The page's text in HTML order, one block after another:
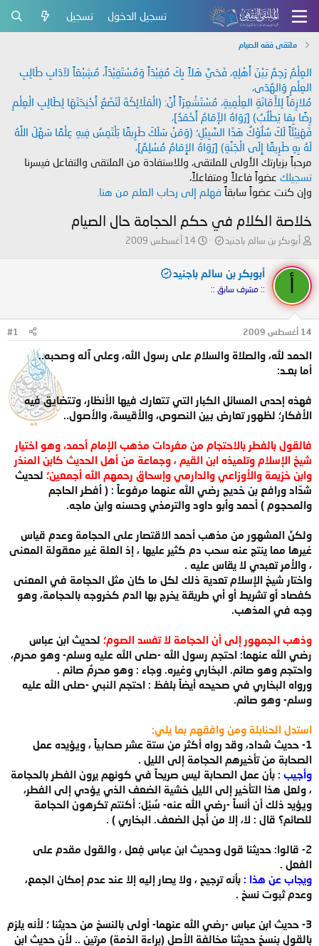
تسجيل الدخول تسجيل
ملتقى فقه الصيام
العِلْمُ رَحِمٌ بَيْنَ أَهْلِهِ، فَحَيَّ هَلاً بِكَ مُفِيْدَاً وَمُسْتَفِيْدَاً، مُشِيْعَاً لآدَابِ طَالِبِ
العِلْمِ وَالهُدَى،
مُلازِمَاً لِلأَمَانَةِ العِلْمِيةِ، مُسْتَشْعِرَاً أَنَّ: (الْمَلَائِكَةَ لَتَضَعُ أَجْنِحَتَهَا لِطَالِبِ الْعِلْمِ
رِضًا بِمَا يَطْلُبُ) [رَوَاهُ الإَمَامُ أَحْمَدُ]،
فَهَنِيْئَاً لَكَ سُلُوْكُ هَذَا السَّبِيْلِ؛ (وَمَنْ سَلَكَ طَرِيقًا يَلْتَمِسُ فِيهِ عِلْمًا سَهَّلَ اللَّهُ
لَهُ بِهِ طَرِيقًا إِلَى الْجَنَّةِ) [رَوَاهُ الإِمَامُ مُسْلِمٌ]،
مرحباً بزيارتك الأولى للملتقى، وللاستفادة من الملتقى والتفاعل فيسرنا
تسجيلك عضواً فاعلاً ومتفاعلاً،
وإن كنت عضواً سابقاً فهلم إلى رحاب العلم من هنا.
خلاصة الكلام في حكم الحجامة حال الصيام
ب
د
ئ
ل
م
و
ض
و
ع
أبوبكر بن سالم باجنيد
ت
ي
ل
د
ء
14 أغسطس 2009
أبوبكر بن سالم باجنيد
:: مشرف سابق ::
14 أغسطس 2009 #1
الحمد لله، والصلاة والسلام على رسول الله، وعلى آله وصحبه..
أما بعـد:
فهذه إحدى المسائل الكبار التي تتعارك فيها الأنظار، وتتضايق فيه
الأفكار؛ لظهور تعارض بين النصوص، والأقيسة، والأصول..
فالقول بالفطر بالاحتجام من مفردات مذهب الإمام أحمد، وهو اختيار
شيخ الإسلام وتلميذه ابن القيم ، وجماعة من أهل الحديث كابن المنذر
وابن خزيمة والأوزاعي والدارمي وإسحاق رحمهم الله أجمعين؛ لحديث
شدّاد ورافع بن خديج رضي الله عنهما مرفوعاً : ( أفطر الحاجم
والمحجوم ) أحمد وأبو داود والترمذي وحسنه وابن ماجه.
ولكنّ المشهور من مذهب أحمد الاقتصار على الحجامة وعدم قياس
غيرها مما ينتج عنه سحب دم كثير عليها ، إذ العلة غير معقولة المعنى
، والأمر تعبدي لا يقاس عليه .
واختار شيخ الإسلام تعدية ذلك لكل ما كان مثل الحجامة في المعنى
كفصاد أو تشريط أو أي طريقة يخرج بها الدم كخروجه بالحجامة، وهو
وجه في المذهب.
وذهب الجمهور إلى أن الحجامة لا تفسد الصوم؛ لحديث ابن عباس
رضي الله عنهما: احتجم رسول الله -صلى الله عليه وسلم- وهو محرم،
واحتجم وهو صائم. البخاري وغيره. وجاء : وهو محرمٌ صائم .
ورواه البخاري في صحيحه أيضاً بلفظ : احتجم النبي -صلى الله عليه
وسلم- وهو صائم.
استدل الحنابلة ومن وافقهم بما يلي:
1- حديث شداد، وقد رواه أكثر من ستة عشر صحابياً ، ويؤيده عمل
الصحابة من تأخيرهم الحجامة إلى الليل .
وأجيب : بأن عمل الصحابة ليس صريحاً في كونهم يرون الفطر بالحجامة
، ولعل هذا التأخير إلى الليل خشية الضعف الذي يؤدي إلى الفطر،
ويؤيد ذلك أن أنساً -رضي الله عنه- سُئِل: أكنتم تكرهون الحجامة
للصائم؟ قال : لا، إلا من أجل الضعف. البخاري ) .
2- قالوا: حديثنا قول وحديث ابن عباس فِعل ، والقول مقدم على
الفعل .
ويجاب عن هذا : بأنه ترجيح ، ولا يصار إليه إلا عند عدم إمكان الجمع،
وعدم ثبوت نسخ .
3- حديث ابن عباس -رضي الله عنهما- أولى بالنسخ من حديثنا ؛ لأنه يلزم
بالقول بنسخ حديثنا مخالفة الأصل (براءة الذمة) مرتين .. لأن حديث ابن